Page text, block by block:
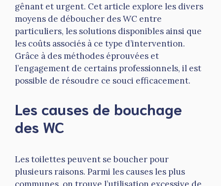
gênant et urgent. Cet article explore les divers
moyens de déboucher des WC entre
particuliers, les solutions disponibles ainsi que
les coûts associés à ce type d’intervention.
Grâce à des méthodes éprouvées et
l’engagement de certains professionnels, il est
possible de résoudre ce souci efficacement.
Les causes de bouchage
des WC
Les toilettes peuvent se boucher pour
plusieurs raisons. Parmi les causes les plus
communes, on trouve l’utilisation excessive de